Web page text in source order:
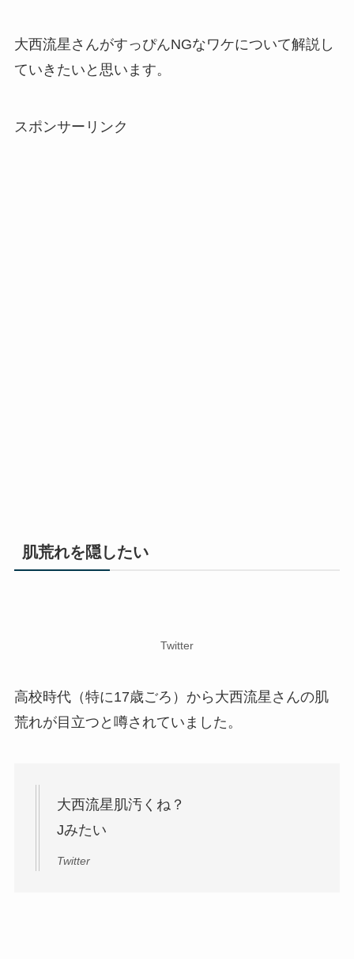
大西流星さんがすっぴんNGなワケについて解説し
ていきたいと思います。
スポンサーリンク
肌荒れを隠したい
Twitter
高校時代（特に17歳ごろ）から大西流星さんの肌
荒れが目立つと噂されていました。
大西流星肌汚くね？
Jみたい
Twitter